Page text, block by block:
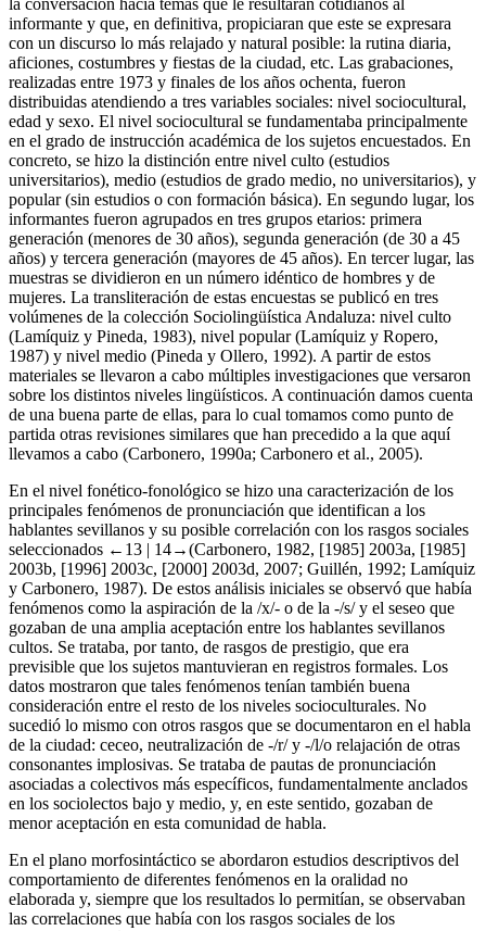
la conversación hacia temas que le resultaran cotidianos al
informante y que, en definitiva, propiciaran que este se expresara
con un discurso lo más relajado y natural posible: la rutina diaria,
aficiones, costumbres y fiestas de la ciudad, etc. Las grabaciones,
realizadas entre 1973 y finales de los años ochenta, fueron
distribuidas atendiendo a tres variables sociales: nivel sociocultural,
edad y sexo. El nivel sociocultural se fundamentaba principalmente
en el grado de instrucción académica de los sujetos encuestados. En
concreto, se hizo la distinción entre nivel culto (estudios
universitarios), medio (estudios de grado medio, no universitarios), y
popular (sin estudios o con formación básica). En segundo lugar, los
informantes fueron agrupados en tres grupos etarios: primera
generación (menores de 30 años), segunda generación (de 30 a 45
años) y tercera generación (mayores de 45 años). En tercer lugar, las
muestras se dividieron en un número idéntico de hombres y de
mujeres. La transliteración de estas encuestas se publicó en tres
volúmenes de la colección Sociolingüística Andaluza: nivel culto
(Lamíquiz y Pineda, 1983), nivel popular (Lamíquiz y Ropero,
1987) y nivel medio (Pineda y Ollero, 1992). A partir de estos
materiales se llevaron a cabo múltiples investigaciones que versaron
sobre los distintos niveles lingüísticos. A continuación damos cuenta
de una buena parte de ellas, para lo cual tomamos como punto de
partida otras revisiones similares que han precedido a la que aquí
llevamos a cabo (Carbonero, 1990a; Carbonero et al., 2005).
En el nivel fonético-fonológico se hizo una caracterización de los
principales fenómenos de pronunciación que identifican a los
hablantes sevillanos y su posible correlación con los rasgos sociales
seleccionados ←13 | 14→(Carbonero, 1982, [1985] 2003a, [1985]
2003b, [1996] 2003c, [2000] 2003d, 2007; Guillén, 1992; Lamíquiz
y Carbonero, 1987). De estos análisis iniciales se observó que había
fenómenos como la aspiración de la /x/- o de la -/s/ y el seseo que
gozaban de una amplia aceptación entre los hablantes sevillanos
cultos. Se trataba, por tanto, de rasgos de prestigio, que era
previsible que los sujetos mantuvieran en registros formales. Los
datos mostraron que tales fenómenos tenían también buena
consideración entre el resto de los niveles socioculturales. No
sucedió lo mismo con otros rasgos que se documentaron en el habla
de la ciudad: ceceo, neutralización de -/r/ y -/l/o relajación de otras
consonantes implosivas. Se trataba de pautas de pronunciación
asociadas a colectivos más específicos, fundamentalmente anclados
en los sociolectos bajo y medio, y, en este sentido, gozaban de
menor aceptación en esta comunidad de habla.
En el plano morfosintáctico se abordaron estudios descriptivos del
comportamiento de diferentes fenómenos en la oralidad no
elaborada y, siempre que los resultados lo permitían, se observaban
las correlaciones que había con los rasgos sociales de los